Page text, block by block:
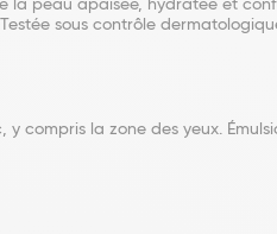
peau apaisée, hydratée et
sous contrôle
compris la zone des yeux.